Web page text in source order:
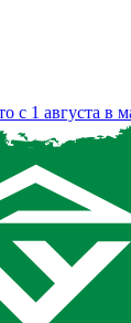
августа в